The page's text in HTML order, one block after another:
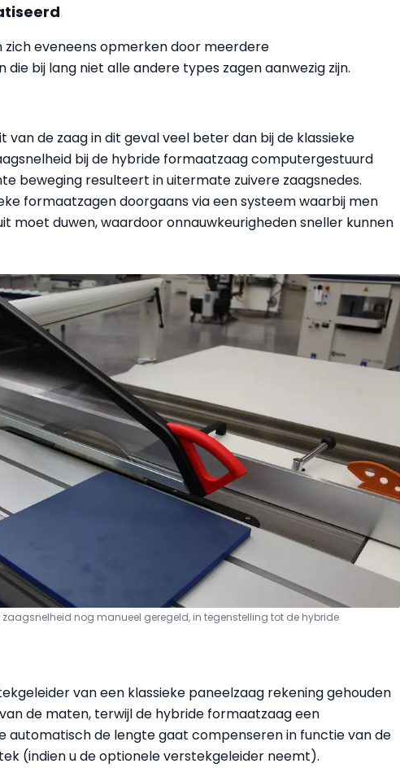
eveneens opmerken door meerdere
die bij lang niet alle andere types zagenaanwezig zijn.
van de zaag in dit geval veel beter dan bij de klassieke
bij de hybride formaatzaag computergestuurd
beweging resulteert in uitermate zuivere zaagsnedes.
formaatzagen doorgaans via een systeem waarbij men
moet duwen, waardoor onnauwkeurigheden sneller kunnen
nog manueel geregeld, in tegenstelling tot de hybride
van een klassieke paneelzaag rekening gehouden
de maten, terwijl de hybride formaatzaag een
automatisch de lengte gaat compenseren in functie van de
(indien u de optionele verstekgeleider neemt).